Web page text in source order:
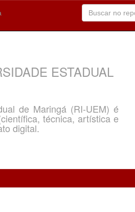
ESTADUAL
de Maringá (RI-UEM) é
técnica, artística e
digital.